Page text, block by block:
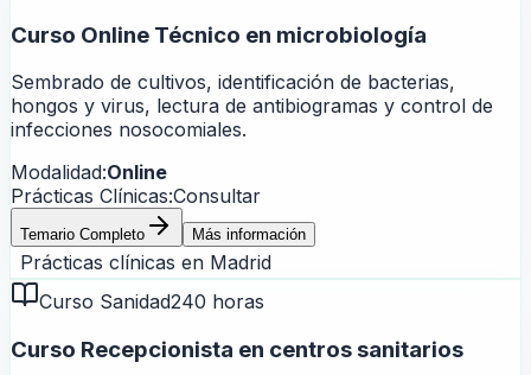
Curso Online Técnico en microbiología
Sembrado de cultivos, identificación de bacterias,
hongos y virus, lectura de antibiogramas y control de
infecciones nosocomiales.
Modalidad:Online
Prácticas Clínicas:Consultar
Temario Completo Más información
Prácticas clínicas en Madrid
Curso Sanidad240 horas
Curso Recepcionista en centros sanitarios